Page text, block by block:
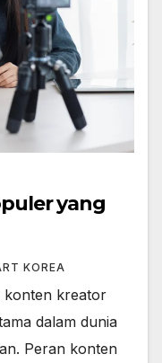
yang
KOREA
konten kreator
dalam dunia
Peran konten